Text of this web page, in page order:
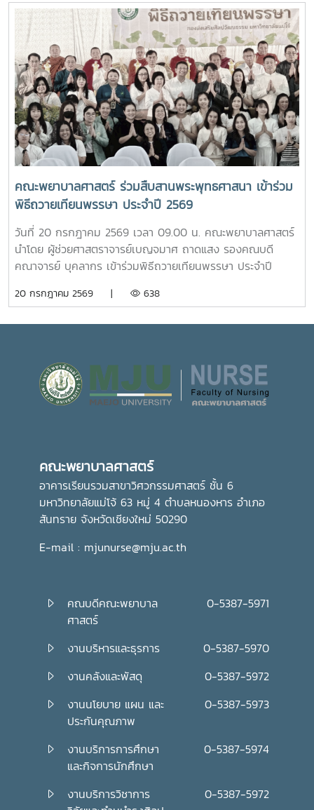
พงษ์พานิช และนายพงษ์พิพัฒน์ ราชจันทร์ ได้นำนักศึกษาเยี่ยม
ชมเส้นทางและสถานที่สำคัญภายในมหาวิทยาลัย อาทิ อนุสาวรีย์
คุณพระช่วงเกษตรศิลปการ เพื่อให้นักศึกษาได้เรียนรู้ประวัติและ
คุณูปการของปูชนียบุคคลผู้มีความสำคัญต่อมหาวิทยาลัย คุณค่า
ทางประวัติศาสตร์และจิตวิญญาณของสถาบันและช่วงบ่าย คณะ
นักศึกษาได้เข้าเยี่ยมชมสำนักฟาร์มมหาวิทยาลัย และสำนักวิจัย
และส่งเสริมวิชาการการเกษตร โดยมี นางสาววัชรินทร์ จันท
วรรณ ให้การต้อนรับ พร้อมบรรยายให้ความรู้เกี่ยวกับการผลิต
และการพัฒนาผลิตภัณฑ์กัญชงเพื่อสุขภาพ รวมทั้งนำเยี่ยมชม
แปลงกัญชง เพื่อเปิดมุมมองด้านงานวิจัยและนวัตกรรมทางการ
เกษตรของมหาวิทยาลัย จากนั้น นักศึกษาได้เดินทางไปศึกษา
แหล่งเรียนรู้อ่างเก็บน้ำห้วยโจ้ พร้อมนั่งรถเยี่ยมชมบริเวณรอบ
คณะและหน่วยงานที่ตั้งอยู่นอกพื้นที่หลักของมหาวิทยาลัย ได้แก่
คณะสัตวศาสตร์และเทคโนโลยี และวิทยาลัยพลังงาน เพื่อเรียนรู้
ศักยภาพและความหลากหลายของศาสตร์ที่มหาวิทยาลัยแม่โจ้เปิด
การเรียนการสอน กิจกรรมตามโครงการดังกล่าว นับว่าเป็นการ
ส่งเสริมการเรียนรู้นอกห้องเรียน สร้างเครือข่ายความร่วมมือ
ระหว่างหน่วยงาน พัฒนาทักษะการคิดวิเคราะห์ การแก้ไขปัญหา
ตลอดจนการปรับตัวในรั้วมหาวิทยาลัย อันเป็นรากฐานสำคัญใน
การก้าวสู่การเป็นวิชาชีพพยาบาลที่มีคุณธรรมและจริยธรรมต่อไป
ศาสตร์ และนักศึกษา เข้าร่วมอย่างพร้อมเพรียงห้อง “ร่ม
อินทนิล” เกิดขึ้นจากความร่วมมือระหว่างมหาวิทยาลัยแม่โจ้และ
คณะพยาบาลศาสตร์ เพื่อเป็นศูนย์ให้บริการด้านการดูแลสุขภาพ
เบื้องต้น การให้คำปรึกษา แนะนำด้านสุขภาพกายและสุขภาพใจ
แก่นักศึกษา เพื่อให้นักศึกษาได้รับการดูแลอย่างทั่วถึง มีสุขภาวะ
ที่ดีทั้งด้านร่างกายและจิตใจ อันจะนำไปสู่การส่งเสริมคุณภาพ
ชีวิต ความปลอดภัย และสวัสดิภาพการใช้ชีวิตภายในมหาวิทยาลัย
โดยจะเปิดให้บริการทุกวัน ตั้งแต่เวลา 17.00-20.00 น.นอกจากนี้
ห้อง “ร่มอินทนิล” ยังเป็นพื้นที่แห่งการเรียนรู้และฝึกปฏิบัติ
วิชาชีพของนักศึกษาพยาบาล ภายใต้การกำกับดูแลของ
คณาจารย์และบุคลากรผู้เชี่ยวชาญ เพื่อให้นักศึกษาได้พัฒนา
ทักษะการดูแลผู้รับบริการจากสถานการณ์จริง ควบคู่ไปกับการ
สร้างประโยชน์แก่สังคมภายในมหาวิทยาลัยอย่างไรก็ตาม การเปิด
ให้บริการห้อง “ร่มอินทนิล” ในครั้งนี้ นับว่าเป็นก้าวสำคัญของ
มหาวิทยาลัย ในการพัฒนาระบบการดูแลสุขภาพของนักศึกษา
อย่างเป็นรูปธรรม สะท้อนถึงความมุ่งมั่นในการสร้างสภาพ
ดีของนักศึกษาอย่างรอบด้าน
คณะพยาบาลศาสตร์ ร่วมสืบสานพระพุทธศาสนา เข้าร่วม
พิธีถวายเทียนพรรษา ประจำปี 2569
วันที่ 20 กรกฎาคม 2569 เวลา 09.00 น. คณะพยาบาลศาสตร์
นำโดย ผู้ช่วยศาสตราจารย์เบญจมาศ ถาดแสง รองคณบดี
คณาจารย์ บุคลากร เข้าร่วมพิธีถวายเทียนพรรษา ประจำปี
ประธานในพิธี ณ อาคารแผ่พืชน์ มหาวิทยาลัยแม่โจ้ผู้เข้าร่วมพิธี
อีกทั้งยังเป็นการส่งเสริมการอนุรักษ์ศิลปวัฒนธรรมและปลูกฝัง
คุณธรรม จริยธรรม ตลอดจนสร้างความเป็นสิริมงคลแก่ชีวิต
คณะพยาบาลศาสตร์ มุ่งมั่น ส่งเสริมให้บุคลากรมีส่วนร่วมในการ
ต่อไปอย่างไรก็ตาม พิธีถวายเทียนพรรษาในครั้งนี้ จัดโดย กอง
ส่งเสริมศิลปวัฒนธรรม มหาวิทยาลัยแม่โจ้
20 กรกฎาคม 2569 | 638
คณะพยาบาลศาสตร์
อาคารเรียนรวมสาขาวิศวกรรมศาสตร์ ชั้น 6
มหาวิทยาลัยแม่โจ้ 63 หมู่ 4 ตำบลหนองหาร อำเภอ
สันทราย จังหวัดเชียงใหม่ 50290
E-mail : mjunurse@mju.ac.th
คณบดีคณะพยาบาล
ศาสตร์
0-5387-5971
งานบริหารและธุรการ
0-5387-5970
งานคลังและพัสดุ
0-5387-5972
งานนโยบาย แผน และ
ประกันคุณภาพ
0-5387-5973
งานบริการการศึกษา
และกิจการนักศึกษา
0-5387-5974
งานบริการวิชาการ
0-5387-5972